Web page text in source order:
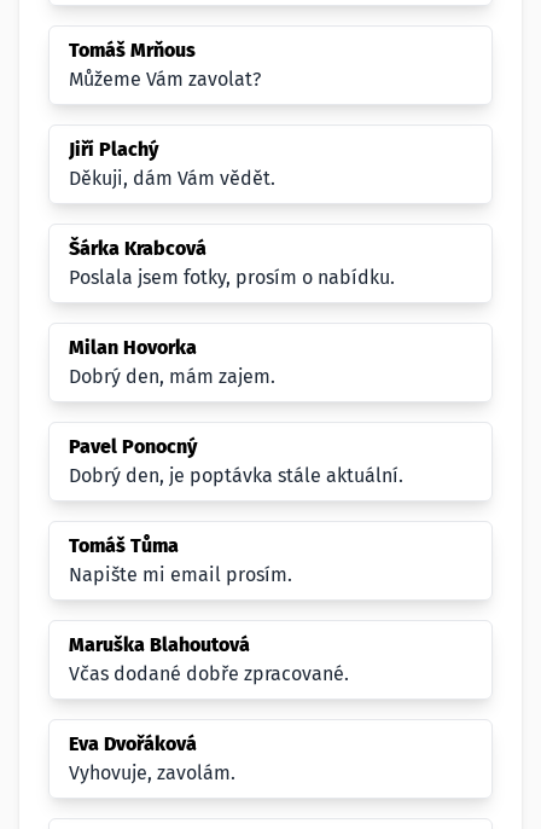
Tomáš Mrňous
Můžeme Vám zavolat?
Jiří Plachý
Děkuji, dám Vám vědět.
Šárka Krabcová
Poslala jsem fotky, prosím o nabídku.
Milan Hovorka
Dobrý den, mám zajem.
Pavel Ponocný
Dobrý den, je poptávka stále aktuální.
Tomáš Tůma
Napište mi email prosím.
Maruška Blahoutová
Včas dodané dobře zpracované.
Eva Dvořáková
Vyhovuje, zavolám.